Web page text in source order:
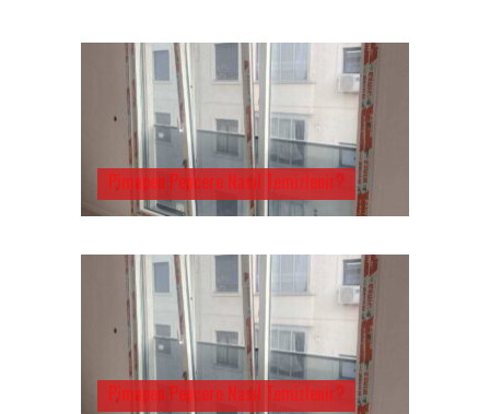
Pimapen Pencere Nasıl Temizlenir?
Pimapen Pencere Nasıl Temizlenir?